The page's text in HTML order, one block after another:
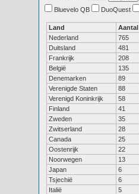
Bluevelo QB
DuoQuest
Land Aantal
Nederland
765
Duitsland
481
Frankrijk
208
België
135
Denemarken
89
Verenigde Staten
88
Verenigd Koninkrijk
58
Finland
41
Zweden
35
Zwitserland
28
Canada
25
Oostenrijk
22
Noorwegen
13
Japan
6
Tsjechië
6
Italië
5